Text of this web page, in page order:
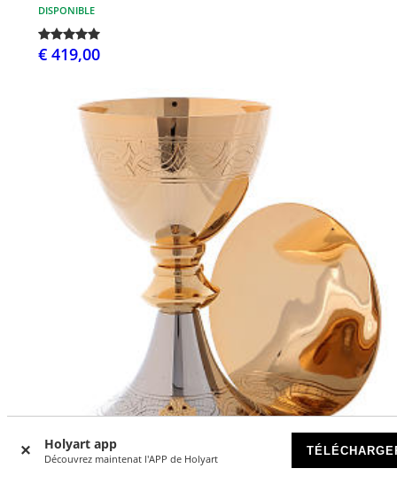
Holyart app
Découvrez maintenat l'APP de Holyart
DISPONIBLE
€ 419,00